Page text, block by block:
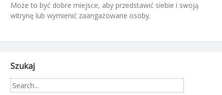
Może to być dobre miejsce, aby przedstawić siebie i swoją
witrynę lub wymienić zaangażowane osoby.
Szukaj